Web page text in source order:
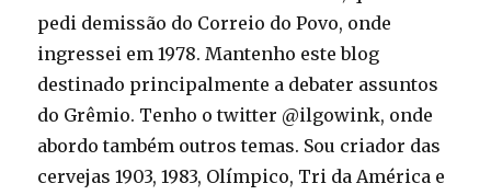
pedi demissão do Correio do Povo, onde
ingressei em 1978. Mantenho este blog
destinado principalmente a debater assuntos
do Grêmio. Tenho o twitter @ilgowink, onde
abordo também outros temas. Sou criador das
cervejas 1903, 1983, Olímpico, Tri da América e